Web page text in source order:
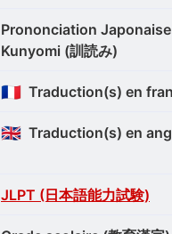
Prononciation
Kunyomi (訓読み)
🇫🇷 Traduction(s) en
🇬🇧 Traduction(s) en
JLPT (日本語能力試験)